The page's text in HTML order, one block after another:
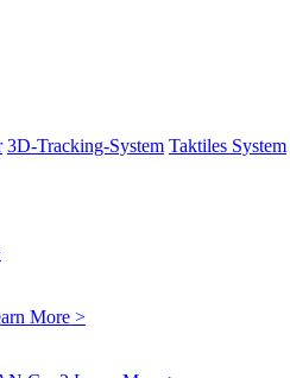
3D-Tracking-System Taktiles System
More >